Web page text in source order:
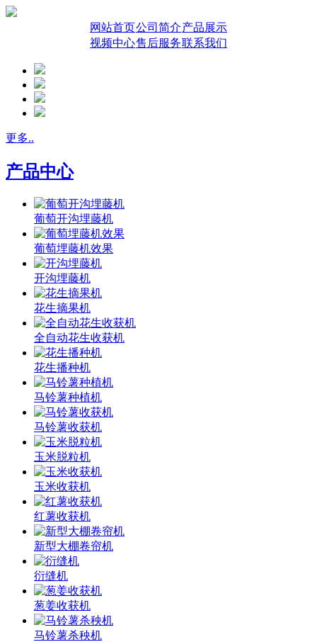
网站首页公司简介产品展示
视频中心售后服务联系我们
更多..
产品中心
葡萄开沟埋藤机
葡萄埋藤机效果
开沟埋藤机
花生摘果机
全自动花生收获机
花生播种机
马铃薯种植机
马铃薯收获机
玉米脱粒机
玉米收获机
红薯收获机
新型大棚卷帘机
衍缝机
葱姜收获机
马铃薯杀秧机